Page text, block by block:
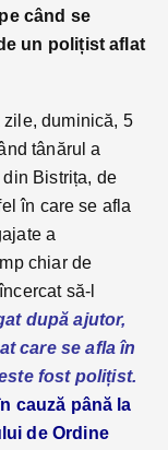
când se
un polițist aflat
zile, duminică, 5
tânărul a
Bistrița, de
în care se afla
a
chiar de
să-l
după ajutor,
care se afla în
fost polițist.
cauză până la
de Ordine